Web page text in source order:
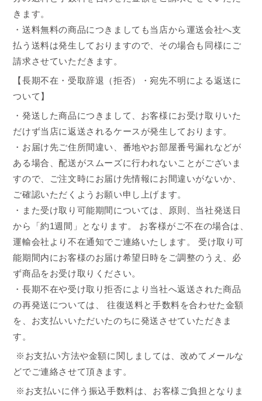
きます。
・送料無料の商品につきましても当店から運送会社へ支
払う送料は発生しておりますので、その場合も同様にご
請求させていただきます。
【長期不在・受取辞退（拒否）・宛先不明による返送に
ついて】
・発送した商品につきまして、お客様にお受け取りいた
だけず当店に返送されるケースが発生しております。
・お届け先ご住所間違い、番地やお部屋番号漏れなどが
ある場合、配送がスムーズに行われないことがございま
すので、ご注文時にお届け先情報にお間違いがないか、
ご確認いただくようお願い申し上げます。
・また受け取り可能期間については、原則、当社発送日
から「約1週間」となります。 お客様がご不在の場合は、
運輸会社より不在通知でご連絡いたします。 受け取り可
能期間内にお客様のお届け希望日時をご調整のうえ、必
ず商品をお受け取りください。
・長期不在や受け取り拒否により当社へ返送された商品
の再発送については、 往復送料と手数料を合わせた金額
を、お支払いいただいたのちに発送させていただきま
す。
※お支払い方法や金額に関しましては、改めてメールな
どでご連絡させて頂きます。
※お支払いに伴う振込手数料は、お客様ご負担となりま